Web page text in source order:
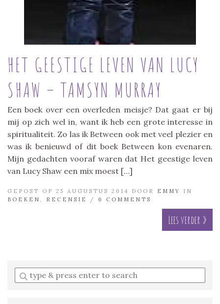
HET GEESTIGE LEVEN VAN LUCY
SHAW – TAMSYN MURRAY
Een boek over een overleden meisje? Dat gaat er bij
mij op zich wel in, want ik heb een grote interesse in
spiritualiteit. Zo las ik Between ook met veel plezier en
was ik benieuwd of dit boek Between kon evenaren.
Mijn gedachten vooraf waren dat Het geestige leven
van Lucy Shaw een mix moest […]
GEPOST OP 25 AUGUSTUS 2014 DOOR EMMY
IN
BOEKEN
RECENSIE / 6 COMMENTS
Lees verder »
Enter
a